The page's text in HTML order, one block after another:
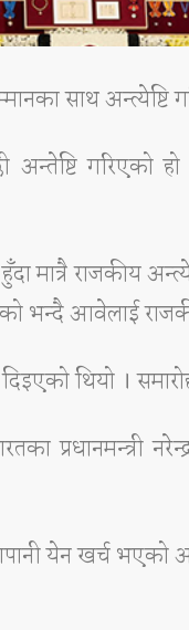
साथ अन्त्येष्टि
गरिएको हो
मात्रै राजकीय
भन्दै आवेलाई
थियो ।
येन खर्च भएको